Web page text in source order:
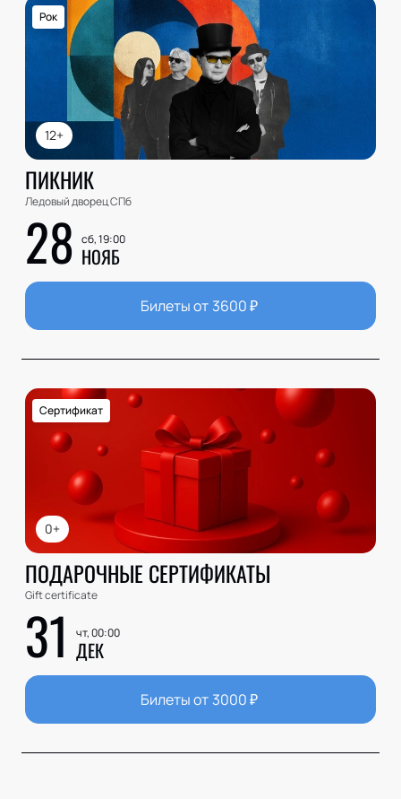
12+
Рок
ПИКНИК
Ледовый дворец СПб
28 сб, 19:00
НОЯБ
Билеты от 3600₽
0+
Сертификат
ПОДАРОЧНЫЕ СЕРТИФИКАТЫ
Gift certificate
31 чт, 00:00
ДЕК
Билеты от 3000₽